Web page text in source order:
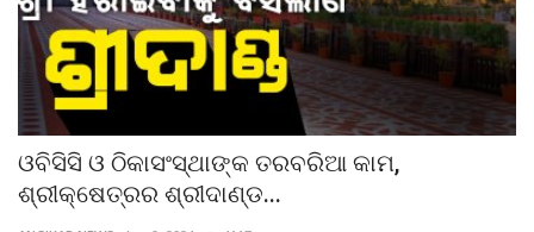
About
କାର୍ଟୁନ କର୍ଣ୍ଣର
Gallery
ରାଜନୀତି
ଓବିସିସି ଓ ଠିକାସଂସ୍ଥାଙ୍କ ତରବରିଆ କାମ,
ଶ୍ରୀକ୍ଷେତ୍ରର ଶ୍ରୀଦାଣ୍ଡ...